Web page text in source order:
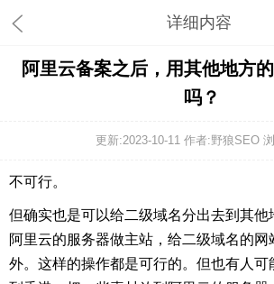
详细内容
阿里云备案之后，用其他地方
吗？
更新:2023-10-11 作者:野狼SEO
不可行。
但确实也是可以给二级域名分出去到其他
阿里云的服务器做主站，给二级域名的网
外。这样的操作都是可行的。但也有人可